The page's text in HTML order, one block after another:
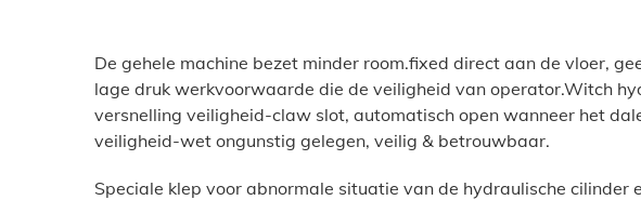
De gehele machine bezet minder room.fixed direct aan de vloer,
lage druk werkvoorwaarde die de veiligheid van operator.Witch
versnelling veiligheid-claw slot, automatisch open wanneer het
veiligheid-wet ongunstig gelegen, veilig & betrouwbaar.
Speciale klep voor abnormale situatie van de hydraulische cilinder